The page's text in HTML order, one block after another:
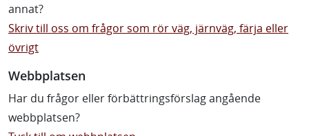
annat?
Skriv till oss om frågor som rör väg, järnväg, färja eller
övrigt
Webbplatsen
Har du frågor eller förbättringsförslag angående
webbplatsen?